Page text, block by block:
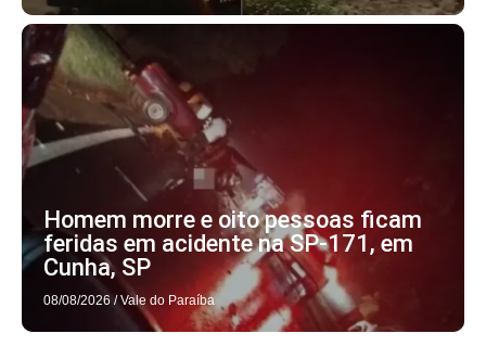
Homem morre e oito pessoas ficam
feridas em acidente na SP-171, em
Cunha, SP
08/08/2026 / Vale do Paraíba